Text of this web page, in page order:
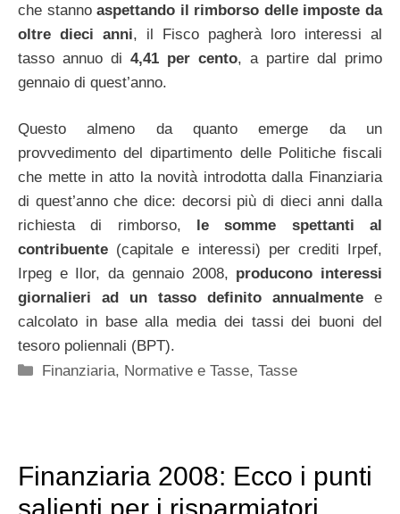
che stannoaspettando il rimborso delle imposte da
oltre dieci anni, il Fisco pagherà loro interessi al
tasso annuo di 4,41 per cento, a partire dal primo
gennaio di quest’anno.
Questo almeno da quanto emerge da un
provvedimento del dipartimento delle Politiche fiscali
che mette in atto la novità introdotta dalla Finanziaria
di quest’anno che dice: decorsi più di dieci anni dalla
richiesta di rimborso,
le somme spettanti al
contribuente (capitale e interessi) per crediti Irpef,
Irpeg e Ilor, da gennaio 2008, producono interessi
giornalieri ad un tasso definito annualmente e
calcolato in base alla media dei tassi dei buoni del
tesoro poliennali (BPT).
Categorie
Finanziaria, Normative e Tasse,Tasse
Finanziaria 2008: Ecco i punti